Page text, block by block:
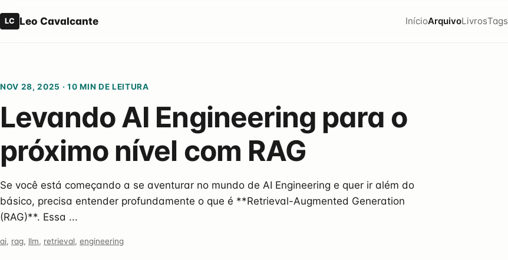
LC Leo Cavalcante InícioArquivoLivrosTags
NOV 28, 2025 · 10 MIN DE LEITURA
Levando AI Engineering para o
próximo nível com RAG
Se você está começando a se aventurar no mundo de AI Engineering e quer ir além do
básico, precisa entender profundamente o que é **Retrieval-Augmented Generation
(RAG)**. Essa ...
ai, rag, llm, retrieval, engineering